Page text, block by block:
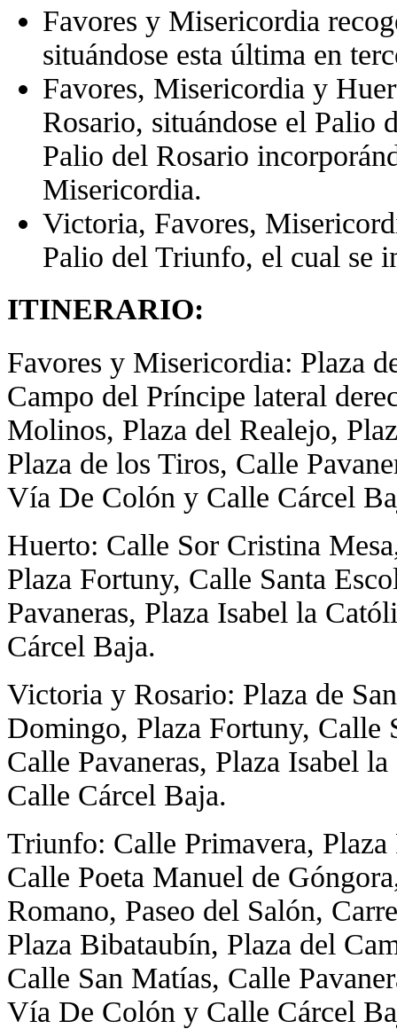
Favores y Misericordia
situándose esta última en
Favores, Misericordia y
Rosario, situándose el Palio
Palio del Rosario
Misericordia.
Victoria, Favores,
Palio del Triunfo, el cual se
ITINERARIO:
Favores y Misericordia: Plaza
Campo del Príncipe lateral
Molinos, Plaza del Realejo,
Plaza de los Tiros, Calle
Vía De Colón y Calle Cárcel
Huerto: Calle Sor Cristina
Plaza Fortuny, Calle Santa
Pavaneras, Plaza Isabel la
Cárcel Baja.
Victoria y Rosario: Plaza de
Domingo, Plaza Fortuny, Calle
Calle Pavaneras, Plaza Isabel
Calle Cárcel Baja.
Triunfo: Calle Primavera,
Calle Poeta Manuel de
Romano, Paseo del Salón,
Plaza Bibataubín, Plaza del
Calle San Matías, Calle
Vía De Colón y Calle Cárcel